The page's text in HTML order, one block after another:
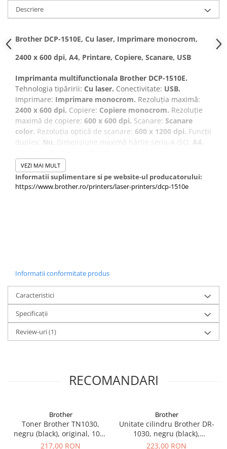
Descriere
Brother DCP-1510E, Cu laser, Imprimare monocrom,
2400 x 600 dpi, A4, Printare, Copiere, Scanare, USB
Imprimanta multifunctionala Brother DCP-1510E.
Tehnologia tipăririi: Cu laser. Conectivitate: USB.
Imprimare: Imprimare monocrom. Rezoluția maximă:
2400 x 600 dpi. Copiere: Copiere monocrom. Rezoluție
maximă de copiere: 600 x 600 dpi. Scanare: Scanare
color. Rezoluția optică de scanare: 600 x 1200 dpi. Funcții
duplex: Nu. Dimensiune maximă hârtie seria-A ISO: A4.
DCP-1510E Imprimantă multifuncțională laser mono
pagini. Toate acestea vin împreună cu fiabilitatea oferită
VEZI MAI MULT
Informatii suplimentare si pe website-ul producatorului:
https://www.brother.ro/printers/laser-printers/dcp-1510e
Informatii conformitate produs
Caracteristici
Specificații
Review-uri(1)
RECOMANDARI
Brother
Toner Brother TN1030,
negru (black), original, 1000
pagini
217,00 RON
Brother
Unitate cilindru Brother DR-
1030, negru (black),
original, 10.000 pagini
223,00 RON